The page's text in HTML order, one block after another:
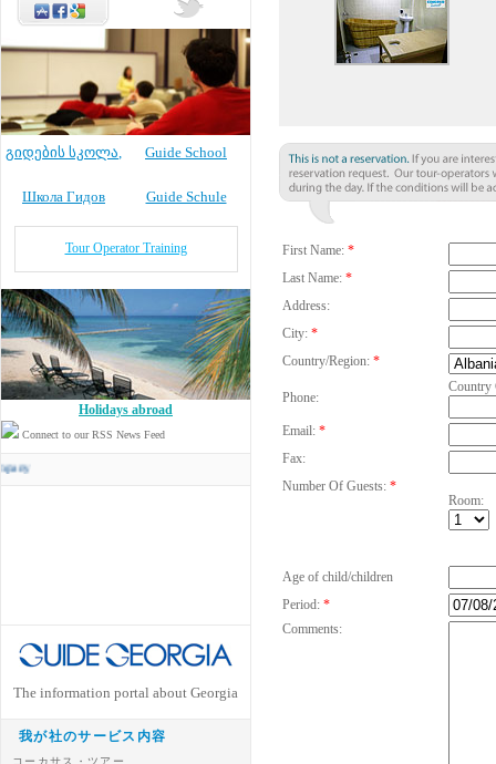
გიდების სკოლა, Guide School
Школа Гидов Guide Schule
Tour Operator Training
Holidays abroad
Connect to our RSS News Feed
The information portal about Georgia
我が社のサービス内容
コーカサス・ツアー
First Name: *
Last Name: *
Address:
City: *
Country/Region: *
Phone:
Country
Email: *
Fax:
Number Of Guests: *
Room:
Age of child/children
Period: *
Comments: